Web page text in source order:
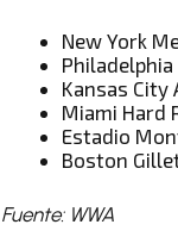
New York
Kansas City
Miami Hard
Estadio
Boston
Fuente: WWA